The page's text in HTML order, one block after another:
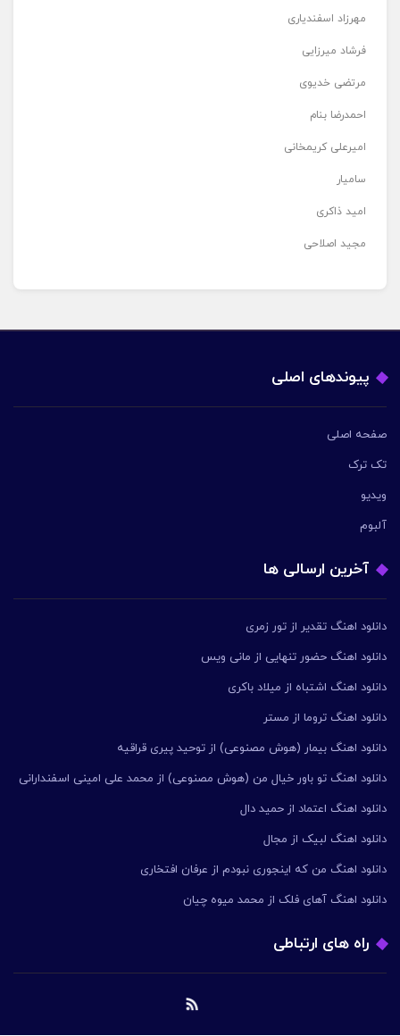
مهرزاد اسفندیاری
فرشاد میرزایی
مرتضی خدیوی
احمدرضا بنام
امیرعلی کریمخانی
سامیار
امید ذاکری
مجید اصلاحی
پیوندهای اصلی
صفحه اصلی
تک ترک
ویدیو
آلبوم
آخرین ارسالی ها
دانلود اهنگ تقدیر از تور زمری
دانلود اهنگ حضور تنهایی از مانی ویس
دانلود اهنگ اشتباه از میلاد باکری
دانلود اهنگ تروما از مستر
دانلود اهنگ بیمار (هوش مصنوعی) از توحید پیری قراقیه
دانلود اهنگ تو باور خیال من (هوش مصنوعی) از محمد علی امینی اسفندارانی
دانلود اهنگ اعتماد از حمید دال
دانلود اهنگ لبیک از مجال
دانلود اهنگ من که اینجوری نبودم از عرفان افتخاری
دانلود اهنگ آهای فلک از محمد میوه چیان
راه های ارتباطی